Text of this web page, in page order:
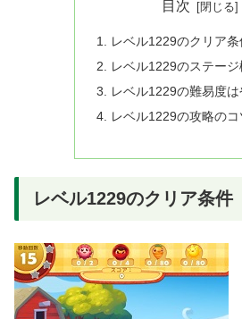
目次
レベル1229のクリア条
レベル1229のステージ
レベル1229の難易度
レベル1229の攻略のコ
レベル1229のクリア条件